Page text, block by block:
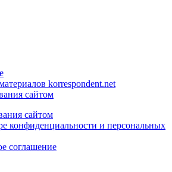
korrespondent.net
сайтом
сайтом
конфиденциальности и персональных
соглашение